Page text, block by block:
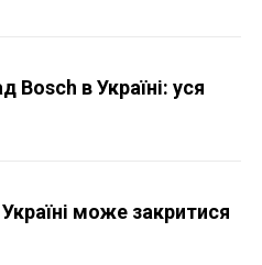
Bosch в Україні: уся
може закритися